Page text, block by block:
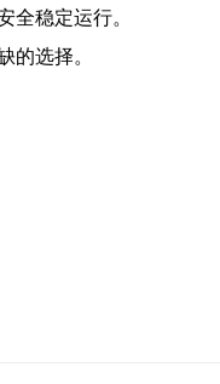
全稳定运行。
的选择。